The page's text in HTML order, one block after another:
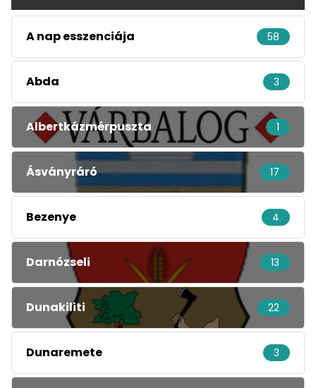
A nap esszenciája 58
Abda 3
Albertkázmérpuszta 1
Ásványráró 17
Bezenye 4
Darnózseli 13
Dunakiliti 22
Dunaremete 3